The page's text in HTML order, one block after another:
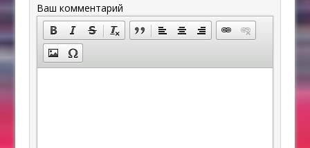
Ваш комментарий